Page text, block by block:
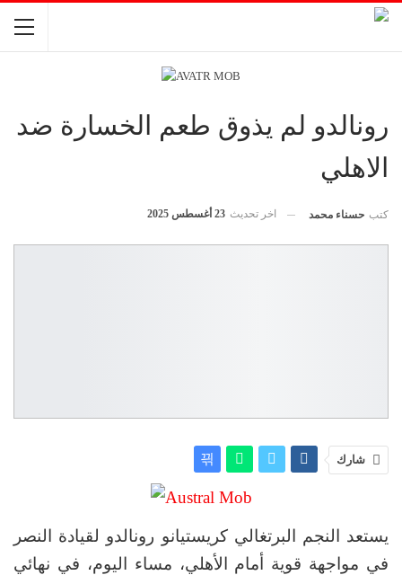
رونالدو لم يذوق طعم الخسارة ضد
الاهلي
كتب حسناء محمد اخر تحديث 23 أغسطس 2025
شارك
يستعد النجم البرتغالي كريستيانو رونالدو لقيادة النصر
في مواجهة قوية أمام الأهلي، مساء اليوم، في نهائي